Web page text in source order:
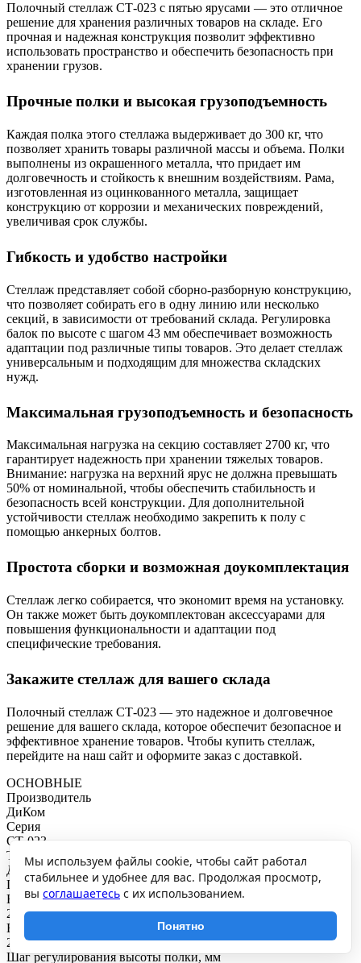
Полочный стеллаж СТ-023 с пятью ярусами — это отличное
решение для хранения различных товаров на складе. Его
прочная и надежная конструкция позволит эффективно
использовать пространство и обеспечить безопасность при
хранении грузов.
Прочные полки и высокая грузоподъемность
Каждая полка этого стеллажа выдерживает до 300 кг, что
позволяет хранить товары различной массы и объема. Полки
выполнены из окрашенного металла, что придает им
долговечность и стойкость к внешним воздействиям. Рама,
изготовленная из оцинкованного металла, защищает
конструкцию от коррозии и механических повреждений,
увеличивая срок службы.
Гибкость и удобство настройки
Стеллаж представляет собой сборно-разборную конструкцию,
что позволяет собирать его в одну линию или несколько
секций, в зависимости от требований склада. Регулировка
балок по высоте с шагом 43 мм обеспечивает возможность
адаптации под различные типы товаров. Это делает стеллаж
универсальным и подходящим для множества складских
нужд.
Максимальная грузоподъемность и безопасность
Максимальная нагрузка на секцию составляет 2700 кг, что
гарантирует надежность при хранении тяжелых товаров.
Внимание: нагрузка на верхний ярус не должна превышать
50% от номинальной, чтобы обеспечить стабильность и
безопасность всей конструкции. Для дополнительной
устойчивости стеллаж необходимо закрепить к полу с
помощью анкерных болтов.
Простота сборки и возможная доукомплектация
Стеллаж легко собирается, что экономит время на установку.
Он также может быть доукомплектован аксессуарами для
повышения функциональности и адаптации под
специфические требования.
Закажите стеллаж для вашего склада
Полочный стеллаж СТ-023 — это надежное и долговечное
решение для вашего склада, которое обеспечит безопасное и
эффективное хранение товаров. Чтобы купить стеллаж,
перейдите на наш сайт и оформите заказ с доставкой.
ОСНОВНЫЕ
Производитель
ДиКом
Серия
СТ-023
Тип стеллажа
Для хранения различных грузов на складах и производствах
ГАБАРИТЫ И ВЕС
ВхШхГ,мм
2000x2100x600
Высота стеллажа, мм
2000
Шаг регулирования высоты полки, мм
Мы используем файлы cookie, чтобы сайт работал
стабильнее и удобнее для вас. Продолжая просмотр,
вы соглашаетесь с их использованием.
Понятно